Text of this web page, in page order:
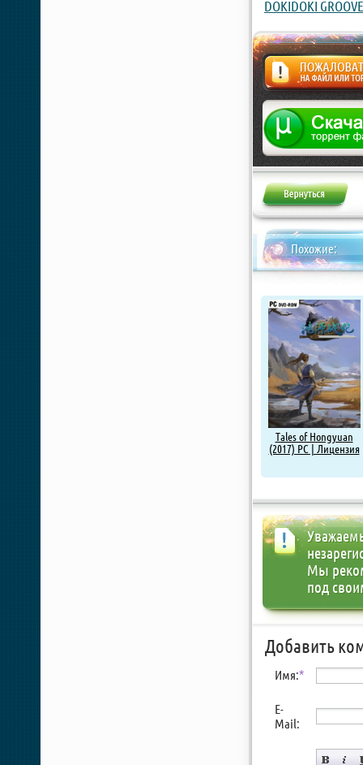
DOKIDOKI
Жалоба
Похожие:
Tales of Hongyuan
(2017) PC | Лицензия
Мы
под
Добавить
Имя:*
E-
Mail: